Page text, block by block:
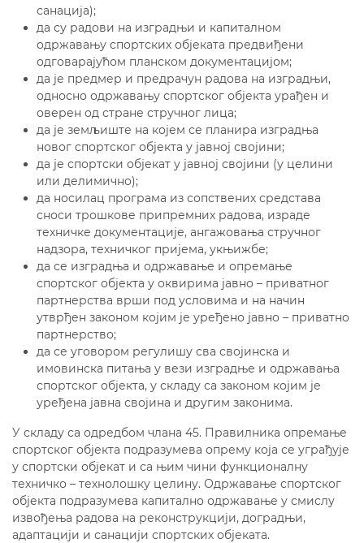
санација);
да су радови на изградњи и капиталном
одржавању спортских објеката предвиђени
одговарајућом планском документацијом;
да је предмер и предрачун радова на изградњи,
односно одржавању спортског објекта урађен и
оверен од стране стручног лица;
да је земљиште на којем се планира изградња
новог спортског објекта у јавној својини;
да је спортски објекат у јавној својини (у целини
или делимично);
да носилац програма из сопствених средстава
сноси трошкове припремних радова, израде
техничке документације, ангажовања стручног
надзора, техничког пријема, укњижбе;
да се изградња и одржавање и опремање
спортског објекта у оквирима јавно – приватног
партнерства врши под условима и на начин
утврђен законом којим је уређено јавно – приватно
партнерство;
да се уговором регулишу сва својинска и
имовинска питања у вези изградње и одржавања
спортског објекта, у складу са законом којим је
уређена јавна својина и другим законима.
У складу са одредбом члана 45. Правилника опремање
спортског објекта подразумева опрему која се уграђује
у спортски објекат и са њим чини функционалну
техничко – технолошку целину. Одржавање спортског
објекта подразумева капитално одржавање у смислу
извођења радова на реконструкцији, доградњи,
адаптацији и санацији спортских објеката.